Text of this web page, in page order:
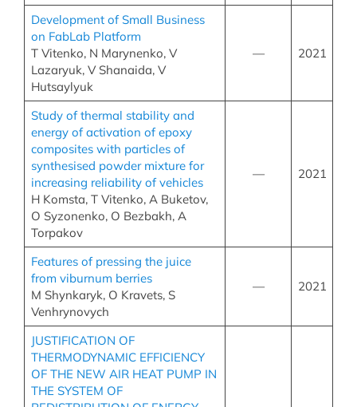
Development of Small Business
on FabLab Platform
T Vitenko, N Marynenko, V
Lazaryuk, V Shanaida, V
Hutsaylyuk
— 2021
Study of thermal stability and
energy of activation of epoxy
composites with particles of
synthesised powder mixture for
increasing reliability of vehicles
H Komsta, T Vitenko, А Buketov,
О Syzonenko, О Bezbakh, A
Torpakov
— 2021
Features of pressing the juice
from viburnum berries
M Shynkaryk, O Kravets, S
Venhrynovych
— 2021
JUSTIFICATION OF
THERMODYNAMIC EFFICIENCY
OF THE NEW AIR HEAT PUMP IN
THE SYSTEM OF